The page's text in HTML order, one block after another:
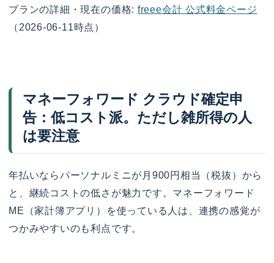
プランの詳細・現在の価格: freee会計 公式料金ページ
（2026-06-11時点）
マネーフォワード クラウド確定申
告：低コスト派。ただし雑所得の人
は要注意
年払いならパーソナルミニが月900円相当（税抜）から
と、継続コストの低さが魅力です。マネーフォワード
ME（家計簿アプリ）を使っている人は、連携の感覚が
つかみやすいのも利点です。